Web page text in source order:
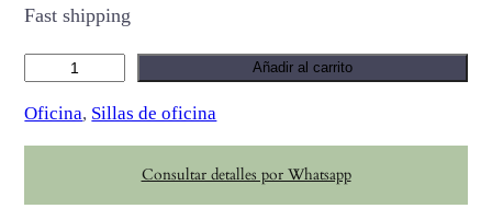
Fast shipping
b
R
e
Añadir al carrito
Oficina, Sillas de oficina
Consultar detalles por Whatsapp